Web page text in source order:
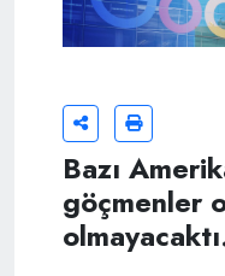
Bazı
göçmenler